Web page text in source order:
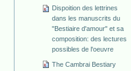
Dispoition des lettrines
dans les manuscrits du
"Bestiaire d'amour" et sa
composition: des lectures
possibles de l'oeuvre
The Cambrai Bestiary